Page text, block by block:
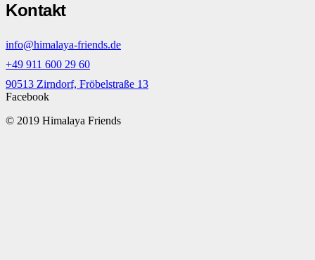
Kontakt
info@himalaya-friends.de
+49 911 600 29 60
90513 Zirndorf, Fröbelstraße 13
Facebook
© 2019 Himalaya Friends